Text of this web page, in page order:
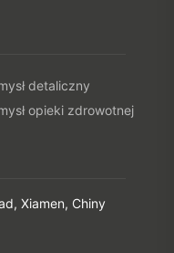
detaliczny
opieki zdrowotnej
Xiamen, Chiny